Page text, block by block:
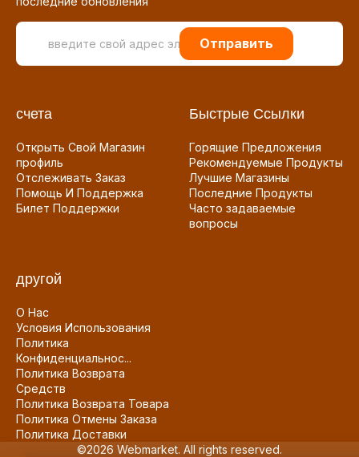
Отправить
счета
Открыть Свой Магазин
профиль
Отслеживать Заказ
Помощь И Поддержка
Билет Поддержки
Быстрые Ссылки
Горящие Предложения
Рекомендуемые Продукты
Лучшие Магазины
Последние Продукты
Часто задаваемые
вопросы
другой
О Нас
Условия Использования
Политика
Конфиденциальнос...
Политика Возврата
Средств
Политика Возврата Товара
Политика Отмены Заказа
Политика Доставки
©2026 Webmarket. All rights reserved.